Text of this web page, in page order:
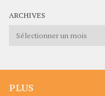
ARCHIVES
Archives
PLUS